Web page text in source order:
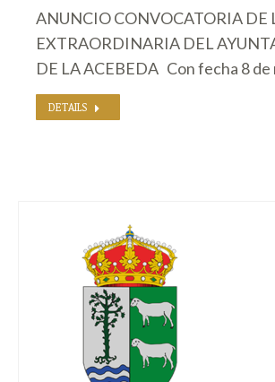
ANUNCIO CONVOCATORIA DE
EXTRAORDINARIA DEL
DE LA ACEBEDA Con fecha 8
DETAILS